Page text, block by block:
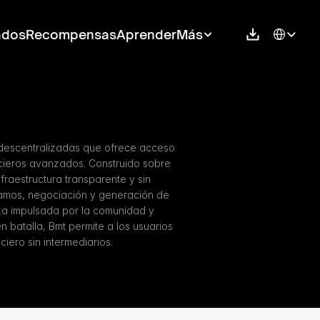
RecompensasAprenderMás Select
que ofrece acceso
avanzados. Construido sobre
transparente y sin
negociación y generación de
impulsada por la comunidad y
batalla, Bmt permite a los usuarios
sin intermediarios.